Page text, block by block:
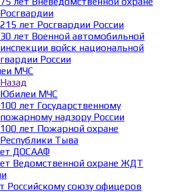
Росгвардии
215 лет Росгвардии России
30 лет Военной автомобильной
инспекции войск национальной
гвардии России
МЧС
Назад
Юбилеи МЧС
100 лет Государственному
пожарному надзору России
100 лет Пожарной охране
Республики Тыва
ДОСААФ
Ведомственной охране ЖДТ
Российскому союзу офицеров